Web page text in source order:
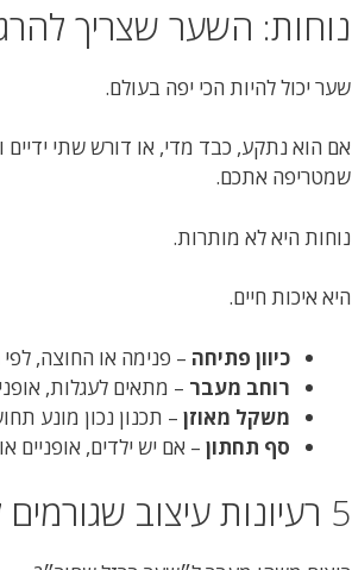
נוחות: השער שצריך
שער יכול להיות הכי יפה בעולם.
אם הוא נתקע, כבד מדי, או דורש שתי
שמטריפה אתכם.
נוחות היא לא מותרות.
היא איכות חיים.
כיוון פתיחה – פנימה או החוצה,
רוחב מעבר – מתאים לעגלות,
משקל מאוזן – תכנון נכון מונע
סף תחתון – אם יש ילדים,
5 רעיונות עיצוב שגורמים לאנשים לעצור ולהסתכל